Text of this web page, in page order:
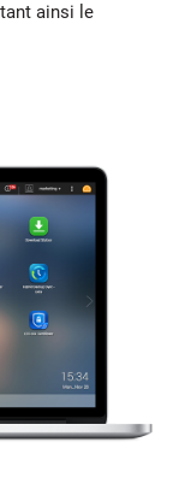
ainsi le